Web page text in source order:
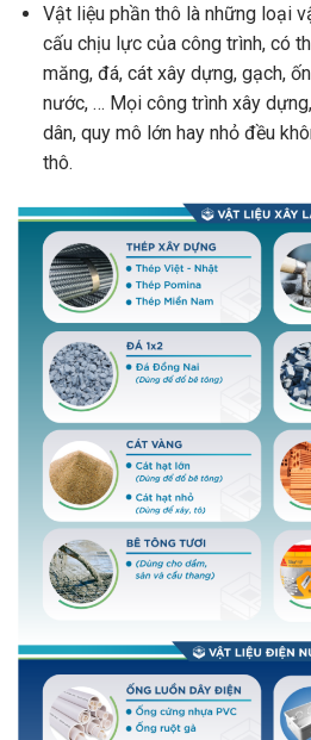
Vật liệu phần thô là những loại
cấu chịu lực của công trình, có
măng, đá, cát xây dựng, gạch,
nước, … Mọi công trình xây
dân, quy mô lớn hay nhỏ đều
thô.